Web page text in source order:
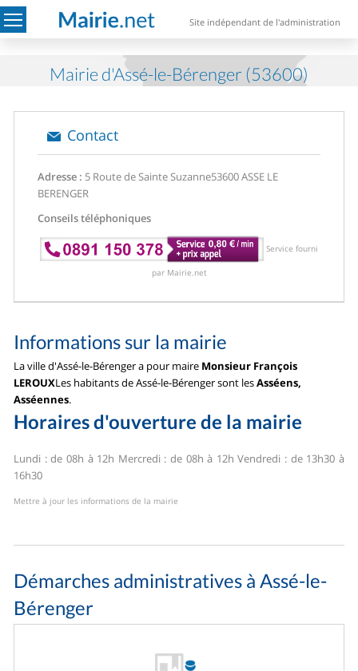
Site indépendant de l'administration
Mairie d'Assé-le-Bérenger (53600)
Contact
Adresse : 5 Route de Sainte Suzanne53600 ASSE LE
BERENGER
Conseils téléphoniques
Service fourni
par Mairie.net
Informations sur la mairie
La ville d'Assé-le-Bérenger a pour maire Monsieur François
LEROUXLes habitants de Assé-le-Bérenger sont lesAsséens,
Asséennes.
Horaires d'ouverture de la mairie
Lundi : de 08h à 12h Mercredi : de 08h à 12h Vendredi : de 13h30 à
16h30
Mettre à jour les informations de la mairie
Démarches administratives à Assé-le-
Bérenger